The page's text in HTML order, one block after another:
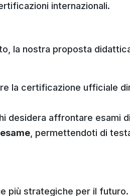
internazionali.
la nostra proposta
la certificazione ufficiale
desidera affrontare esami
, permettendoti di
più strategiche per il